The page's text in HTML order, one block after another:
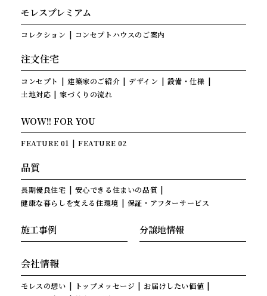
モレスプレミアム
コレクション コンセプトハウスのご案内
注文住宅
コンセプト 建築家のご紹介 デザイン
設備・仕様
土地対応
家づくりの流れ
WOW!! FOR YOU
FEATURE 01 FEATURE 02
品質
長期優良住宅
安心できる住まいの品質
健康な暮らしを支える住環境
保証・アフターサービス
施工事例 分譲地情報
会社情報
モレスの想い トップメッセージ
お届けしたい価値